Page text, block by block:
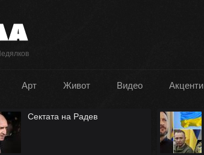
Арт Живот Видео Акценти
Руската нация има ли право